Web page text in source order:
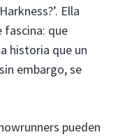
Ella
fascina: que
historia que un
embargo, se
pueden